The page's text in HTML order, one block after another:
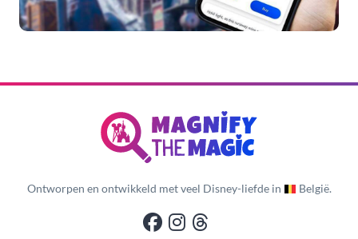
Ontworpen en ontwikkeld met veel Disney-liefde in België.